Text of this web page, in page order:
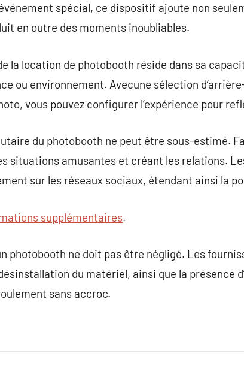
spécial, ce dispositif ajoute non
en outre des moments inoubliables.
la location de photobooth réside dans sa
ou environnement. Avecune sélection
vous pouvez configurer l’expérience pour
du photobooth ne peut être sous-estimé.
situations amusantes et créant les relations.
sur les réseaux sociaux, étendant ainsi la
supplémentaires.
photobooth ne doit pas être négligé. Les
du matériel, ainsi que la présence
sans accroc.